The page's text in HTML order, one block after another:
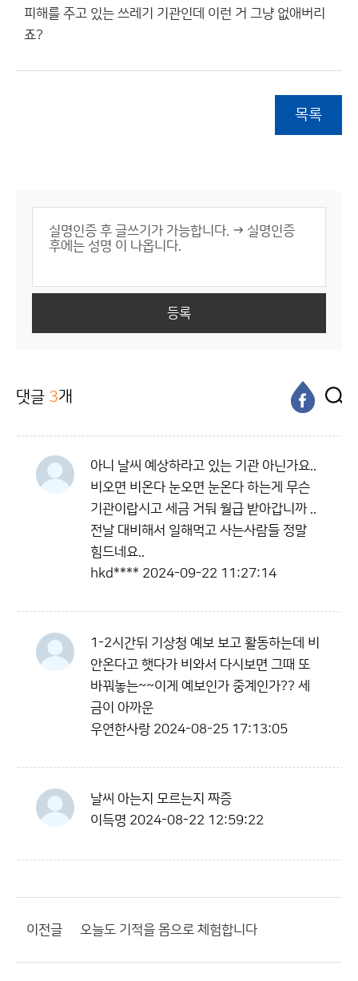
피해를 주고 있는 쓰레기 기관인데 이런 거 그냥 없애버리
죠?
목록
등록
댓글 3개
아니 날씨 예상하라고 있는 기관 아닌가요..
비오면 비온다 눈오면 눈온다 하는게 무슨
기관이랍시고 세금 거둬 월급 받아갑니까 ..
전날 대비해서 일해먹고 사는사람들 정말
힘드네요..
hkd**** 2024-09-22 11:27:14
1-2시간뒤 기상청 예보 보고 활동하는데 비
안온다고 햇다가 비와서 다시보면 그때 또
바꿔놓는~~이게 예보인가 중계인가?? 세
금이 아까운
우연한사랑 2024-08-25 17:13:05
날씨 아는지 모르는지 짜증
이득명 2024-08-22 12:59:22
이전글 오늘도 기적을 몸으로 체험합니다